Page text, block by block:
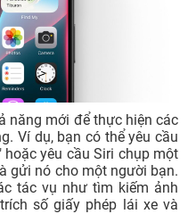
năng mới để thực hiện các
Ví dụ, bạn có thể yêu cầu
yêu cầu Siri chụp một
gửi nó cho một người bạn.
tác vụ như tìm kiếm ảnh
số giấy phép lái xe và